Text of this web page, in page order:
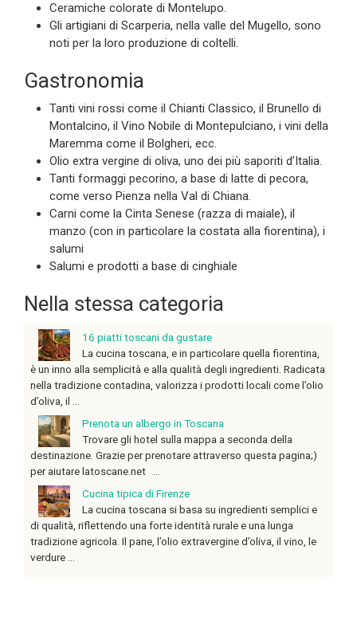
Ceramiche colorate di Montelupo.
Gli artigiani di Scarperia, nella valle del Mugello, sono
noti per la loro produzione di coltelli.
Gastronomia
Tanti vini rossi come il Chianti Classico, il Brunello di
Montalcino, il Vino Nobile di Montepulciano, i vini della
Maremma come il Bolgheri, ecc.
Olio extra vergine di oliva, uno dei più saporiti d’Italia.
Tanti formaggi pecorino, a base di latte di pecora,
come verso Pienza nella Val di Chiana.
Carni come la Cinta Senese (razza di maiale), il
manzo (con in particolare la costata alla fiorentina), i
salumi
Salumi e prodotti a base di cinghiale
Nella stessa categoria
16 piatti toscani da gustare
La cucina toscana, e in particolare quella fiorentina,
è un inno alla semplicità e alla qualità degli ingredienti. Radicata
nella tradizione contadina, valorizza i prodotti locali come l’olio
d’oliva, il ...
Prenota un albergo in Toscana
Trovare gli hotel sulla mappa a seconda della
destinazione. Grazie per prenotare attraverso questa pagina;)
per aiutare latoscane.net ...
Cucina tipica di Firenze
La cucina toscana si basa su ingredienti semplici e
di qualità, riflettendo una forte identità rurale e una lunga
tradizione agricola. Il pane, l’olio extravergine d’oliva, il vino, le
verdure ...